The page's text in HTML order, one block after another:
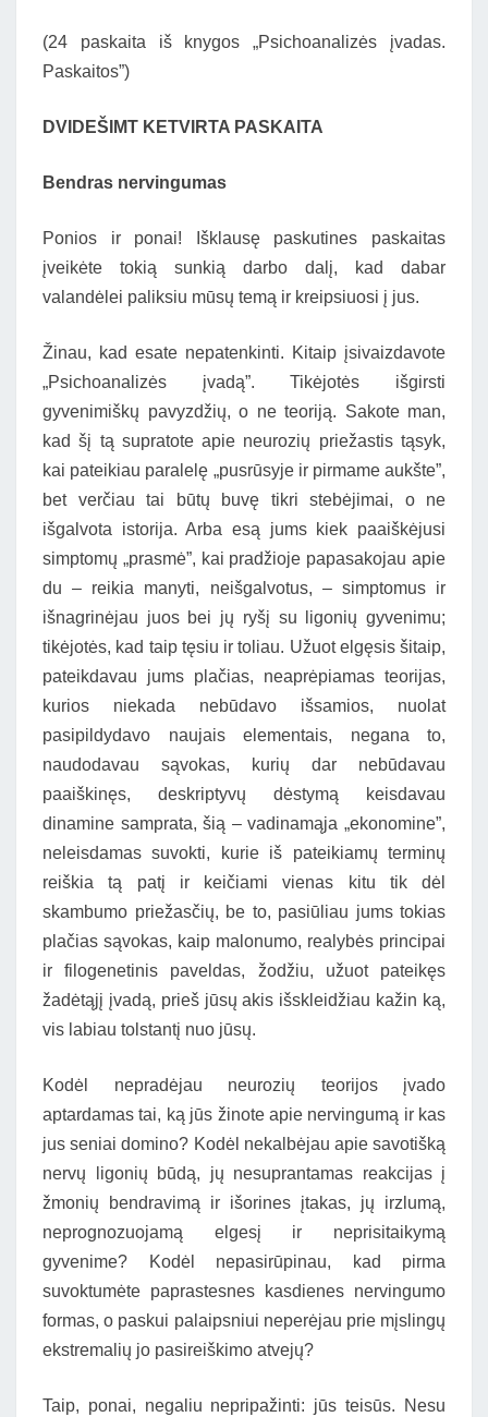
(24 paskaita iš knygos „Psichoanalizės įvadas.
Paskaitos”)
DVIDEŠIMT KETVIRTA PASKAITA
Bendras nervingumas
Ponios ir ponai! Išklausę paskutines paskaitas
įveikėte tokią sunkią darbo dalį, kad dabar
valandėlei paliksiu mūsų temą ir kreipsiuosi į jus.
Žinau, kad esate nepatenkinti. Kitaip įsivaizdavote
„Psichoanalizės įvadą”. Tikėjotės išgirsti
gyvenimiškų pavyzdžių, o ne teoriją. Sakote man,
kad šį tą supratote apie neurozių priežastis tąsyk,
kai pateikiau paralelę „pusrūsyje ir pirmame aukšte”,
bet verčiau tai būtų buvę tikri stebėjimai, o ne
išgalvota istorija. Arba esą jums kiek paaiškėjusi
simptomų „prasmė”, kai pradžioje papasakojau apie
du – reikia manyti, neišgalvotus, – simptomus ir
išnagrinėjau juos bei jų ryšį su ligonių gyvenimu;
tikėjotės, kad taip tęsiu ir toliau. Užuot elgęsis šitaip,
pateikdavau jums plačias, neaprėpiamas teorijas,
kurios niekada nebūdavo išsamios, nuolat
pasipildydavo naujais elementais, negana to,
naudodavau sąvokas, kurių dar nebūdavau
paaiškinęs, deskriptyvų dėstymą keisdavau
dinamine samprata, šią – vadinamąja „ekonomine”,
neleisdamas suvokti, kurie iš pateikiamų terminų
reiškia tą patį ir keičiami vienas kitu tik dėl
skambumo priežasčių, be to, pasiūliau jums tokias
plačias sąvokas, kaip malonumo, realybės principai
ir filogenetinis paveldas, žodžiu, užuot pateikęs
žadėtąjį įvadą, prieš jūsų akis išskleidžiau kažin ką,
vis labiau tolstantį nuo jūsų.
Kodėl nepradėjau neurozių teorijos įvado
aptardamas tai, ką jūs žinote apie nervingumą ir kas
jus seniai domino? Kodėl nekalbėjau apie savotišką
nervų ligonių būdą, jų nesuprantamas reakcijas į
žmonių bendravimą ir išorines įtakas, jų irzlumą,
neprognozuojamą elgesį ir neprisitaikymą
gyvenime? Kodėl nepasirūpinau, kad pirma
suvoktumėte paprastesnes kasdienes nervingumo
formas, o paskui palaipsniui neperėjau prie mįslingų
ekstremalių jo pasireiškimo atvejų?
Taip, ponai, negaliu nepripažinti: jūs teisūs. Nesu